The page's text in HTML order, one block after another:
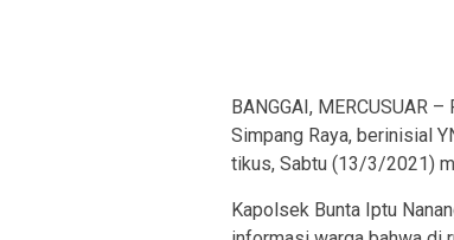
BANGGAI, MERCUSUAR
Simpang Raya, berinisial
tikus, Sabtu (13/3/2021)
Kapolsek Bunta Iptu